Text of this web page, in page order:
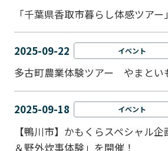
「千葉県香取市暮らし体感ツアー
2025-09-22 イベント
多古町農業体験ツアー やまとい
2025-09-18 イベント
【鴨川市】かもくらスペシャル
＆野外炊事体験」を開催！